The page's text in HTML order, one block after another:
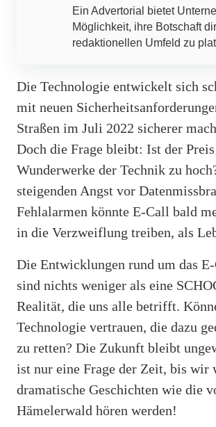
Ein Advertorial bietet
Möglichkeit, ihre Botschaft
redaktionellen Umfeld zu
Die Technologie entwickelt sich
mit neuen
Straßen im Juli 2022 sicherer
Doch die Frage bleibt: Ist der
Wunderwerke der Technik zu
steigenden Angst vor
Fehlalarmen könnte E-Call bald
in die Verzweiflung treiben, als
Die Entwicklungen rund um das
sind nichts weniger als eine
Realität, die uns alle betrifft.
Technologie vertrauen, die dazu
zu retten? Die Zukunft bleibt
ist nur eine Frage der Zeit, bis wir
dramatische Geschichten wie die
Hämelerwald hören werden!